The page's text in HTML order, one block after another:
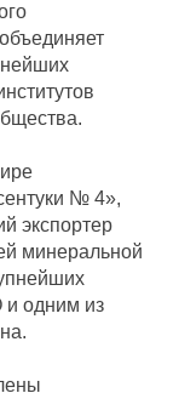
№ 4»,
экспортер
минеральной
и одним из